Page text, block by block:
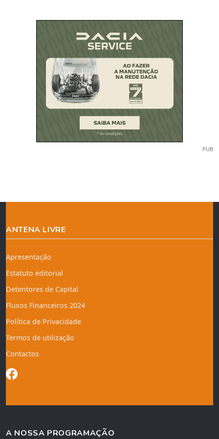
PUB
ANTENA LIVRE
Apresentação
Estatuto editorial
Detentores de Capital
Fluxos Financeiros 2024
Política de Privacidade
Termos de utilização
Contactos
A NOSSA PROGRAMAÇÃO